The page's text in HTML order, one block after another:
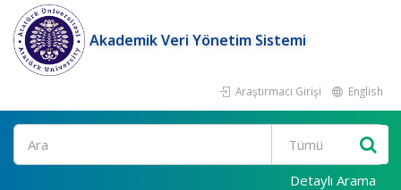
Akademik Veri Yönetim Sistemi
Araştırmacı Girişi English
Ara
Detaylı Arama